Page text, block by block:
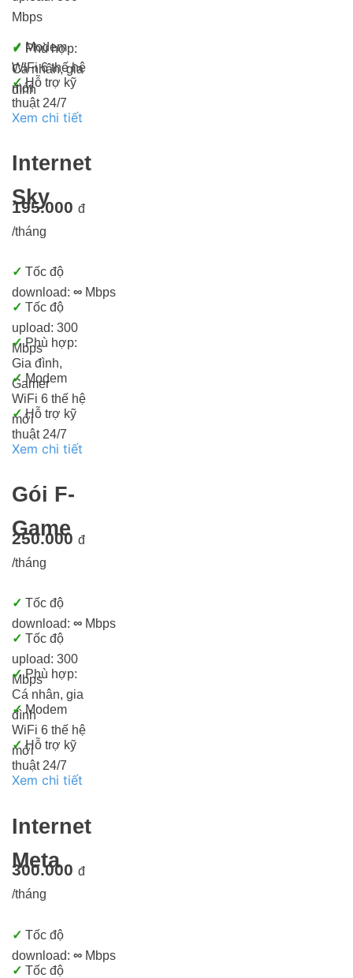
Mbps
✓ Phù hợp:
Cá nhân, gia
đình
✓ Modem
WiFi 6 thế hệ
mới
✓ Hỗ trợ kỹ
thuật 24/7
Xem chi tiết
Internet
Sky
195.000 đ
/tháng
✓ Tốc độ
download: ∞ Mbps
✓ Tốc độ
upload: 300
Mbps
✓Phù hợp:
Gia đình,
Gamer
✓Modem
WiFi 6 thế hệ
mới
✓Hỗ trợ kỹ
thuật 24/7
Xem chi tiết
Gói F-
Game
250.000 đ
/tháng
✓ Tốc độ
download: ∞ Mbps
✓ Tốc độ
upload: 300
Mbps
✓Phù hợp:
Cá nhân, gia
đình
✓Modem
WiFi 6 thế hệ
mới
✓Hỗ trợ kỹ
thuật 24/7
Xem chi tiết
Internet
Meta
300.000 đ
/tháng
✓ Tốc độ
download: ∞ Mbps
✓ Tốc độ